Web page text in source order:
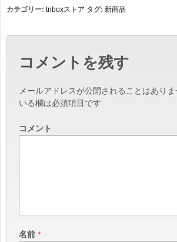
カテゴリー: triboxストア タグ: 新商品
コメントを残す
メールアドレスが公開されることはありま
いる欄は必須項目です
コメント
名前 *